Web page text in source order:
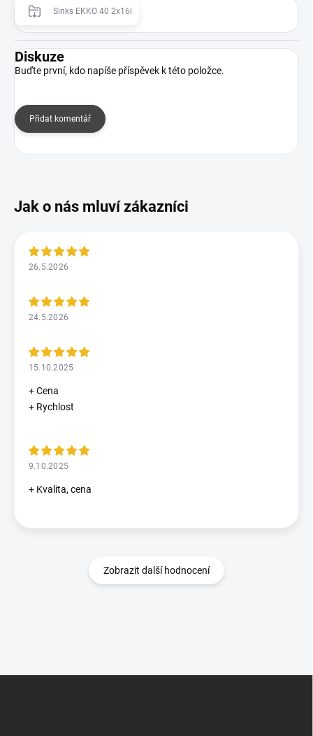
Sinks EKKO 40 2x16l
Diskuze
Buďte první, kdo napíše příspěvek k této položce.
Přidat komentář
26.5.2026
24.5.2026
15.10.2025
+ Cena
+ Rychlost
9.10.2025
+ Kvalita, cena
Zobrazit další hodnocení